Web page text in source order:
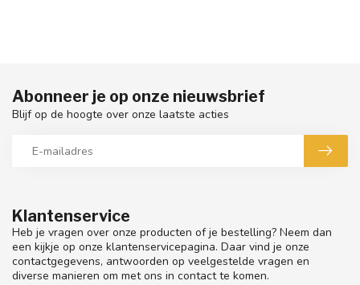
Klantenservice
Heb je vragen over onze producten of je bestelling? Neem dan
een kijkje op onze klantenservicepagina. Daar vind je onze
contactgegevens, antwoorden op veelgestelde vragen en
diverse manieren om met ons in contact te komen.
Abonneer je op onze nieuwsbrief
Blijf op de hoogte over onze laatste acties